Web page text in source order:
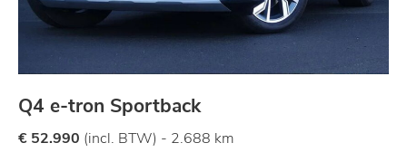
Q4 e-tron Sportback
€ 52.990 (incl. BTW) - 2.688 km